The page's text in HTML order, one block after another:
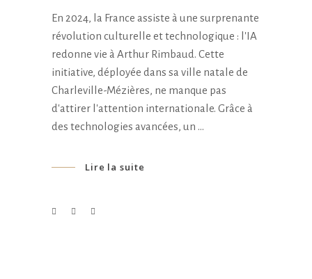
En 2024, la France assiste à une surprenante
révolution culturelle et technologique : l'IA
redonne vie à Arthur Rimbaud. Cette
initiative, déployée dans sa ville natale de
Charleville-Mézières, ne manque pas
d'attirer l'attention internationale. Grâce à
des technologies avancées, un
Lire la suite